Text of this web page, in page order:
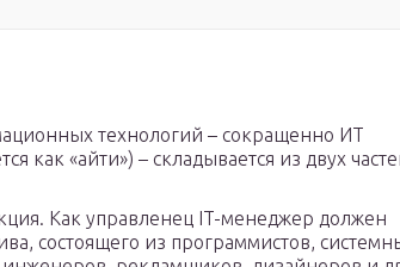
технологий – сокращенно ИТ
как «айти») – складывается из двух
Как управленец IT-менеджер должен
состоящего из программистов,